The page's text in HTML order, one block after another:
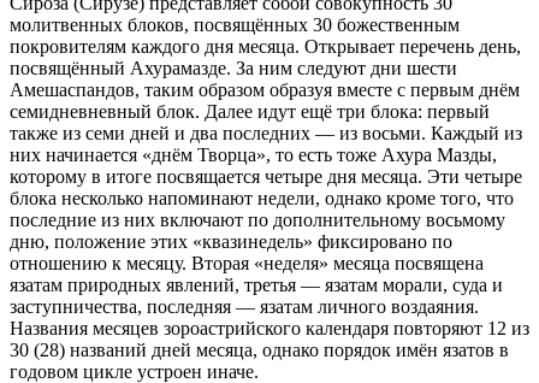
молитвенных блоков, посвящённых 30 божественным
покровителям каждого дня месяца. Открывает перечень день,
посвящённый Ахурамазде. За ним следуют дни шести
Амешаспандов, таким образом образуя вместе с первым днём
семидневневный блок. Далее идут ещё три блока: первый
также из семи дней и два последних — из восьми. Каждый из
них начинается «днём Творца», то есть тоже Ахура Мазды,
которому в итоге посвящается четыре дня месяца. Эти четыре
блока несколько напоминают недели, однако кроме того, что
последние из них включают по дополнительному восьмому
дню, положение этих «квазинедель» фиксировано по
отношению к месяцу. Вторая «неделя» месяца посвящена
язатам природных явлений, третья — язатам морали, суда и
заступничества, последняя — язатам личного воздаяния.
Названия месяцев зороастрийского календаря повторяют 12 из
30 (28) названий дней месяца, однако порядок имён язатов в
годовом цикле устроен иначе.